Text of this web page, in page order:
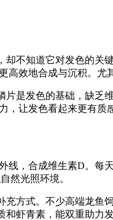
不知道它对发色的
效地合成与沉积。
是发色的基础，缺
，让发色看起来更有质
线，合成维生素D。
然光照环境。
方式。不少高端龙鱼
虾青素，能双重助力发